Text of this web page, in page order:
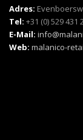
Adres:
Tel: +31 (0) 529 431
E-Mail:
Web: malanico-